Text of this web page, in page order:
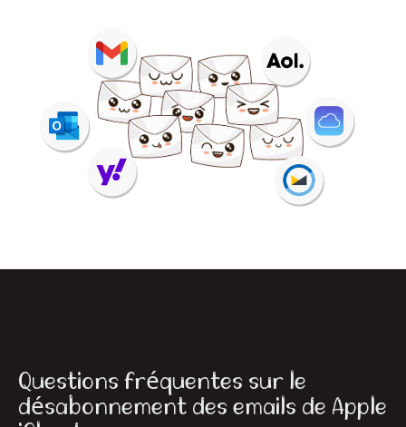
Questions fréquentes sur le
désabonnement des emails de Apple